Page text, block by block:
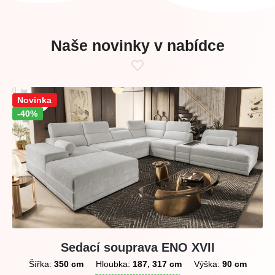
Naše novinky v nabídce
Sleva!
-40%
Novinka
Sedací souprava ENO XVII
Šířka: 350 cm Hloubka: 187, 317 cm Výška: 90 cm